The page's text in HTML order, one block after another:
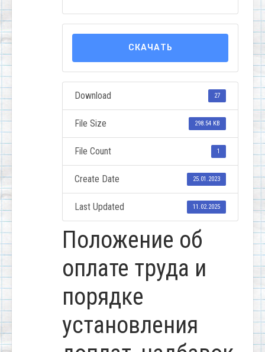
СКАЧАТЬ
Download 27
File Size 298.54 KB
File Count 1
Create Date 25.01.2023
Last Updated 11.02.2025
Положение об
оплате труда и
порядке
установления